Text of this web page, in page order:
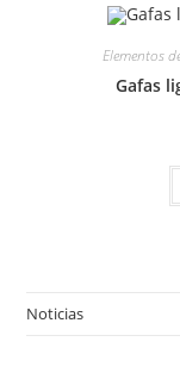
Elementos
Gafas
Noticias